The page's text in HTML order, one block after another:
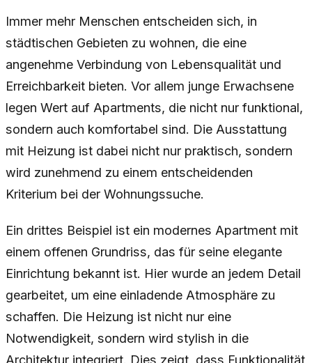
Immer mehr Menschen entscheiden sich, in
städtischen Gebieten zu wohnen, die eine
angenehme Verbindung von Lebensqualität und
Erreichbarkeit bieten. Vor allem junge Erwachsene
legen Wert auf Apartments, die nicht nur funktional,
sondern auch komfortabel sind. Die Ausstattung
mit Heizung ist dabei nicht nur praktisch, sondern
wird zunehmend zu einem entscheidenden
Kriterium bei der Wohnungssuche.
Ein drittes Beispiel ist ein modernes Apartment mit
einem offenen Grundriss, das für seine elegante
Einrichtung bekannt ist. Hier wurde an jedem Detail
gearbeitet, um eine einladende Atmosphäre zu
schaffen. Die Heizung ist nicht nur eine
Notwendigkeit, sondern wird stylish in die